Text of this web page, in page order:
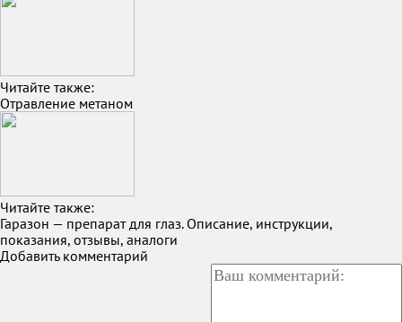
Читайте также:
Отравление метаном
Читайте также:
Гаразон — препарат для глаз. Описание, инструкции,
показания, отзывы, аналоги
Добавить комментарий